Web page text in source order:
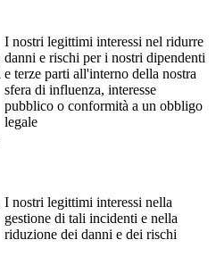
I nostri legittimi interessi nel ridurre
danni e rischi per i nostri dipendenti
e terze parti all'interno della nostra
sfera di influenza, interesse
pubblico o conformità a un obbligo
legale
I nostri legittimi interessi nella
gestione di tali incidenti e nella
riduzione dei danni e dei rischi